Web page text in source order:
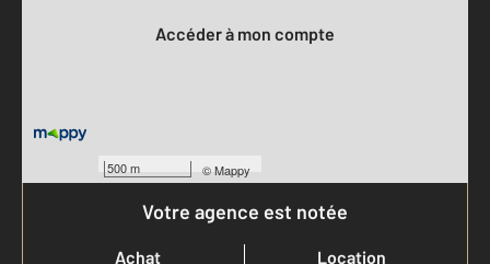
500 m ©Mappy
Accéder à mon compte
Votre agence est notée
Achat
Location